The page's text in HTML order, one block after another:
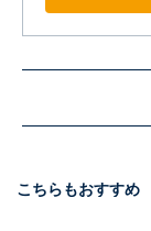
こちらもおすすめ